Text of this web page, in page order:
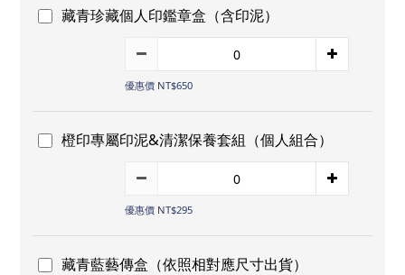
藏青珍藏個人印鑑章盒（含印泥）
優惠價 NT$650
橙印專屬印泥&清潔保養套組（個人組合）
優惠價 NT$295
藏青藍藝傳盒（依照相對應尺寸出貨）